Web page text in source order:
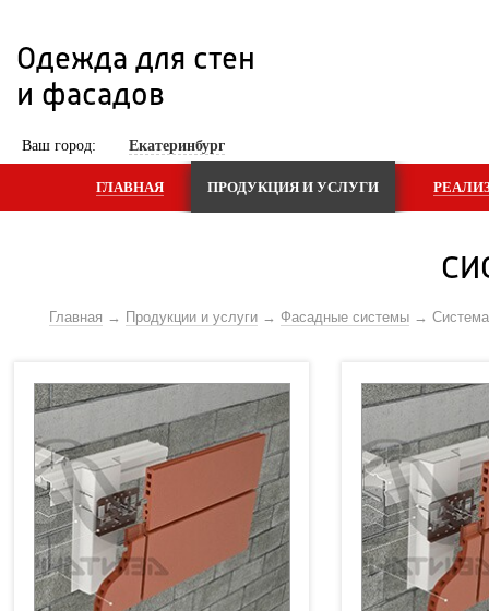
Одежда для стен
и фасадов
Ваш город: Екатеринбург
ГЛАВНАЯ ПРОДУКЦИЯ И УСЛУГИ
Главная Продукции и услуги Фасадные системы